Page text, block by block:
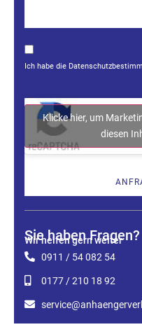
Ich habe die
Klicke hier, um
diesen
Sie haben Fragen?
Wir helfen gern weiter
0911 / 54 082 54
0177 / 210 18 92